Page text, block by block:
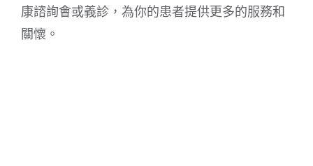
康諮詢會或義診，為你的患者提供更多的服務和
關懷。